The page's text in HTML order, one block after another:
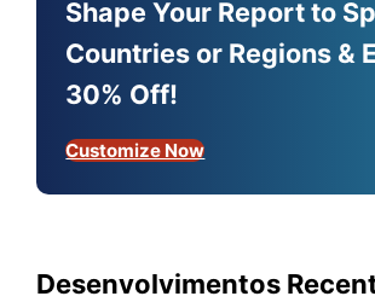
Shape Your Report to
Countries or Regions &
30% Off!
Customize Now
Desenvolvimentos